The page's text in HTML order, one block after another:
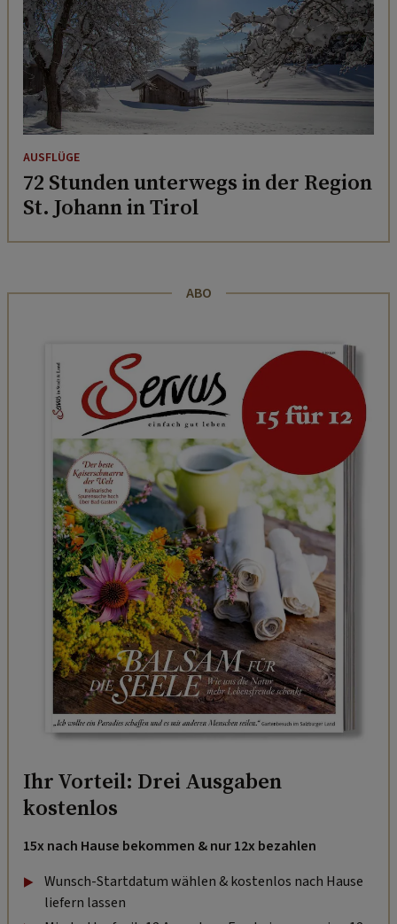
AUSFLÜGE
72 Stunden unterwegs in der Region
St. Johann in Tirol
ABO
Ihr Vorteil: Drei Ausgaben
kostenlos
15x nach Hause bekommen & nur 12x bezahlen
Wunsch-Startdatum wählen & kostenlos nach Hause
liefern lassen